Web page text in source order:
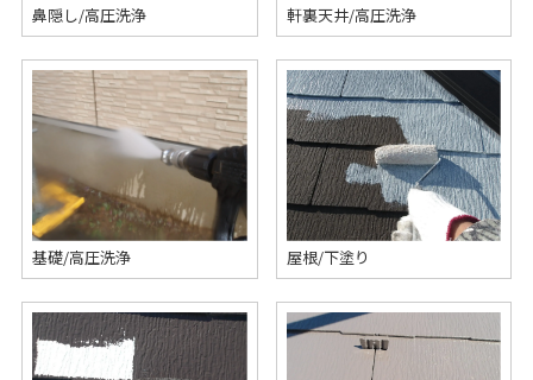
鼻隠し/高圧洗浄 軒裏天井/高圧洗浄
基礎/高圧洗浄 屋根/下塗り